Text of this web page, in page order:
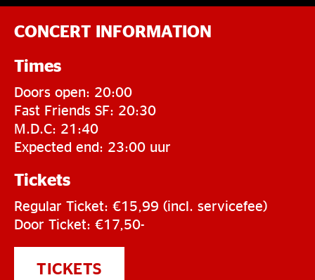
CONCERT INFORMATION
Times
Doors open: 20:00
Fast Friends SF: 20:30
M.D.C: 21:40
Expected end: 23:00 uur
Tickets
Regular Ticket: €15,99 (incl. servicefee)
Door Ticket: €17,50-
TICKETS